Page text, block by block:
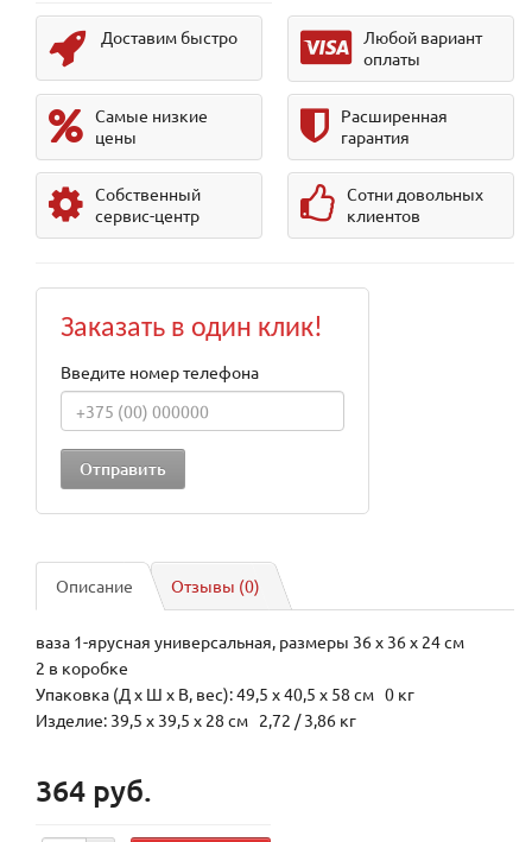
Доставим быстро
Любой вариант
оплаты
Самые низкие
цены
Расширенная
гарантия
Собственный
сервис-центр
Сотни довольных
клиентов
Заказать в один клик!
Введите номер телефона
Описание Отзывы (0)
ваза 1-ярусная универсальная, размеры 36 х 36 х 24 см
2 в коробке
Упаковка (Д х Ш х В, вес): 49,5 x 40,5 x 58 см 0 кг
Изделие: 39,5 x 39,5 x 28 см 2,72 / 3,86 кг
364 руб.